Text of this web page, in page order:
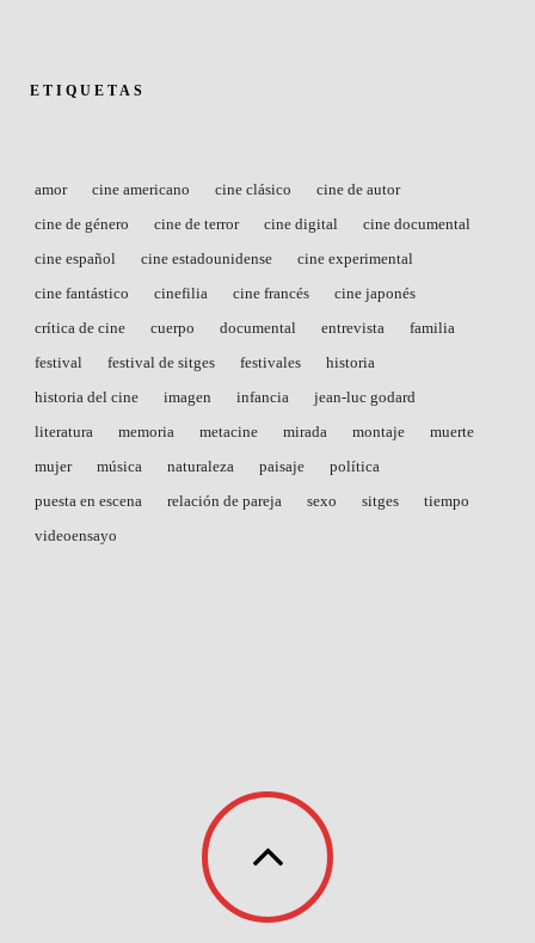
ETIQUETAS
amor cine americano cine clásico
cine de autor
cine de género
cine de terror cine digital
cine documental
cine español
cine estadounidense
cine experimental
cine fantástico
cinefilia cine francés
cine japonés
crítica de cine
cuerpo documental entrevista
familia
festival
festival de sitges festivales
historia
historia del cine
imagen infancia
jean-luc godard
literatura
memoria metacine mirada montaje
muerte
mujer
música naturaleza paisaje
política
puesta en escena
relación de pareja sexo sitges
tiempo
videoensayo